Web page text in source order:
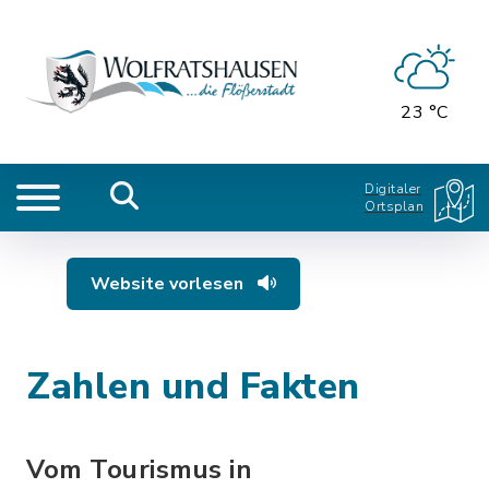
23 °C
Digitaler
Ortsplan
Website vorlesen
Zahlen und Fakten
Vom Tourismus in